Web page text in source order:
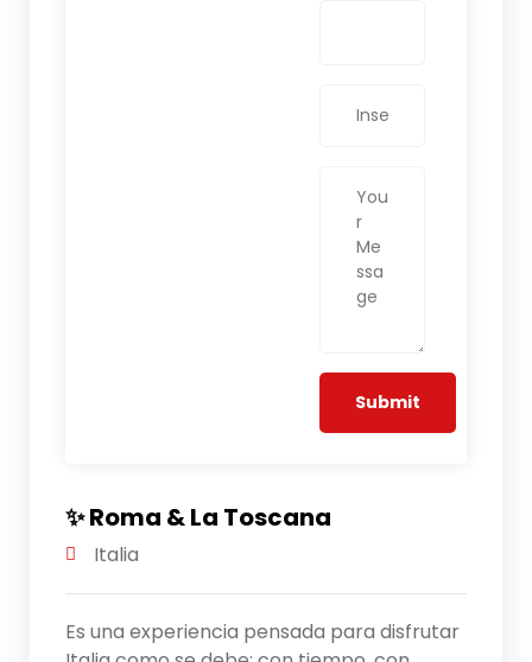
✨ Roma & La Toscana
Italia
Es una experiencia pensada para disfrutar